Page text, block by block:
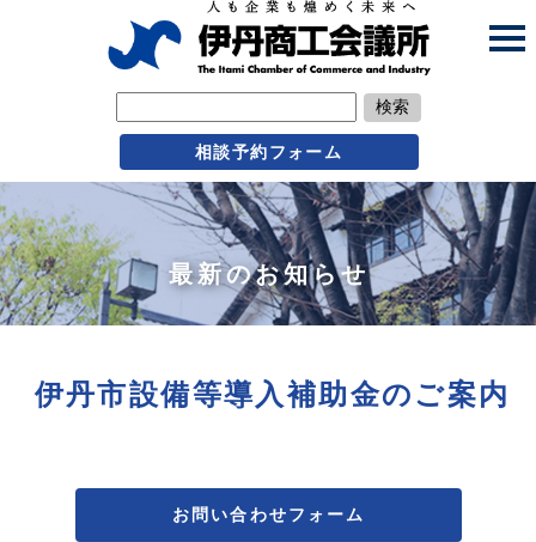
検索
相談予約フォーム
最新のお知らせ
伊丹市設備等導入補助金のご案内
お問い合わせフォーム